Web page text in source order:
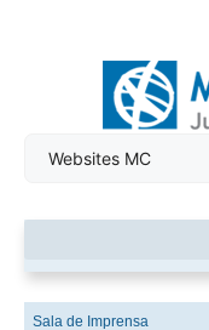
Sala de Imprensa